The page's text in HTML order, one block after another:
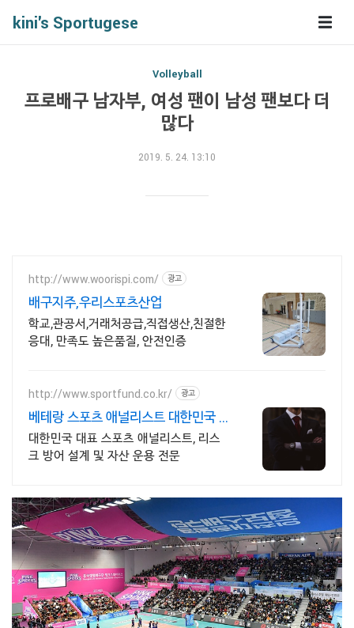
kini's Sportugese
Volleyball
프로배구 남자부, 여성 팬이 남성 팬보다 더
많다
2019. 5. 24. 13:10
http://www.woorispi.com/ 광고
배구지주,우리스포츠산업
학교,관공서,거래처공급,직접생산,친절한
응대, 만족도 높은품질, 안전인증
http://www.sportfund.co.kr/ 광고
베테랑 스포츠 애널리스트 대한민국 1
순위 전력 분석가
대한민국 대표 스포츠 애널리스트, 리스
크 방어 설계 및 자산 운용 전문